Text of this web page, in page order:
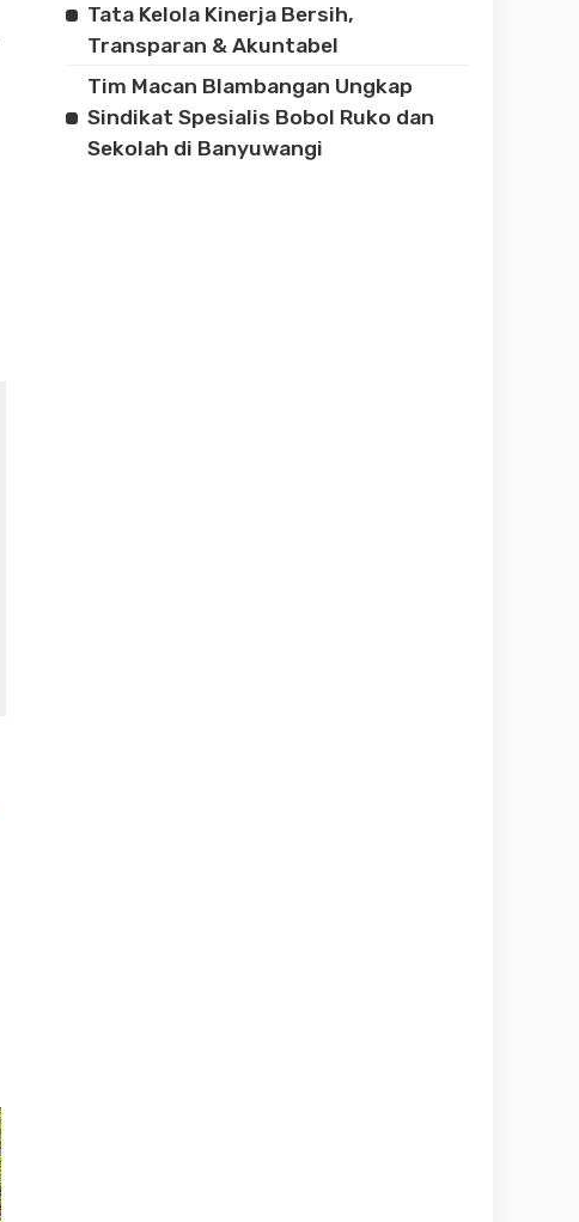
Tata Kelola Kinerja Bersih,
Transparan & Akuntabel
Tim Macan Blambangan Ungkap
Sindikat Spesialis Bobol Ruko dan
Sekolah di Banyuwangi